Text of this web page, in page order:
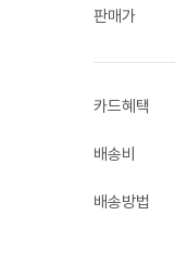
판매가
카드혜택
배송비
배송방법